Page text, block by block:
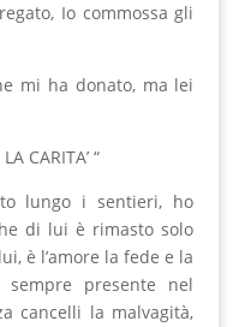
Io commossa gli
mi ha donato, ma lei
CARITA’ “
lungo i sentieri, ho
di lui è rimasto solo
è l’amore la fede e la
presente nel
cancelli la malvagità,